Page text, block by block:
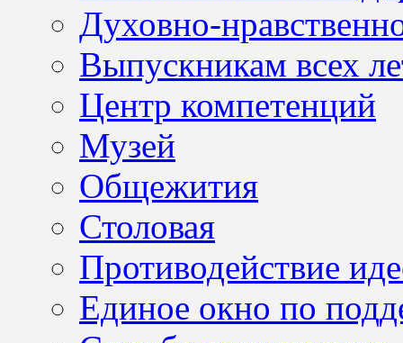
Духовно-
Выпускникам всех
Центр компетенций
Музей
Общежития
Столовая
Противодействие
Единое окно по